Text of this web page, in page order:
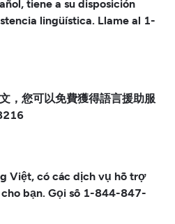
tiene a su disposición
lingüística. Llame al 1-
，您可以免費獲得語言援助服
Việt, có các dịch vụ hỗ trợ
bạn. Gọi số 1-844-847-